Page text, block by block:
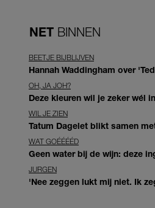
NET BINNEN
BEETJE BIJBLIJVEN
Hannah Waddingham over
OH, JA JOH?
Deze kleuren wil je zeker wél
WIL JE ZIEN
Tatum Dagelet blikt samen
WAT GOÉÉÉÉD
Geen water bij de wijn: deze
JURGEN
'Nee zeggen lukt mij niet. Ik